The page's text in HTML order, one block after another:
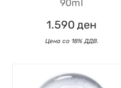
90ml
1.590ден